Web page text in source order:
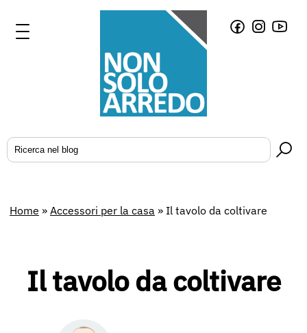
Home » Accessori per la casa » Il tavolo da coltivare
Il tavolo da coltivare